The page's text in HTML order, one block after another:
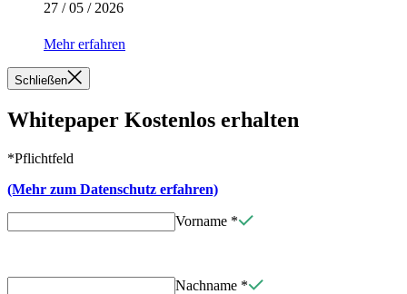
27 / 05 / 2026
Mehr erfahren
Schließen
Whitepaper Kostenlos erhalten
*Pflichtfeld
(Mehr zum Datenschutz erfahren)
Vorname *
Nachname *